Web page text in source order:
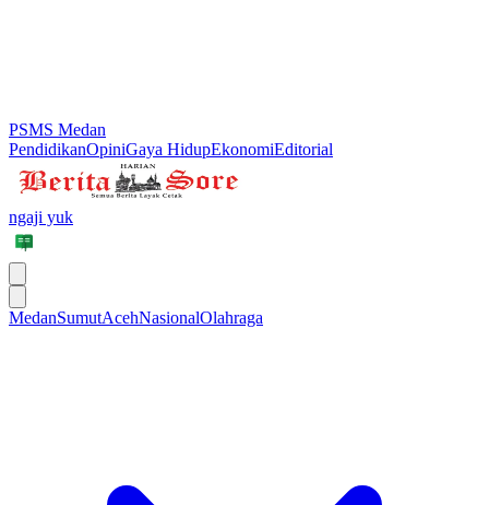
PSMS Medan
PendidikanOpiniGaya HidupEkonomiEditorial
ngaji yuk
MedanSumutAcehNasionalOlahraga